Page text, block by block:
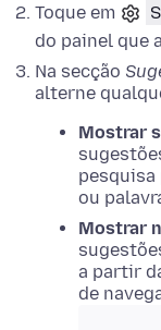
Toque em
do painel que
Na secção
alterne
Mostrar
pesquisa
ou
Mostrar
a partir
de